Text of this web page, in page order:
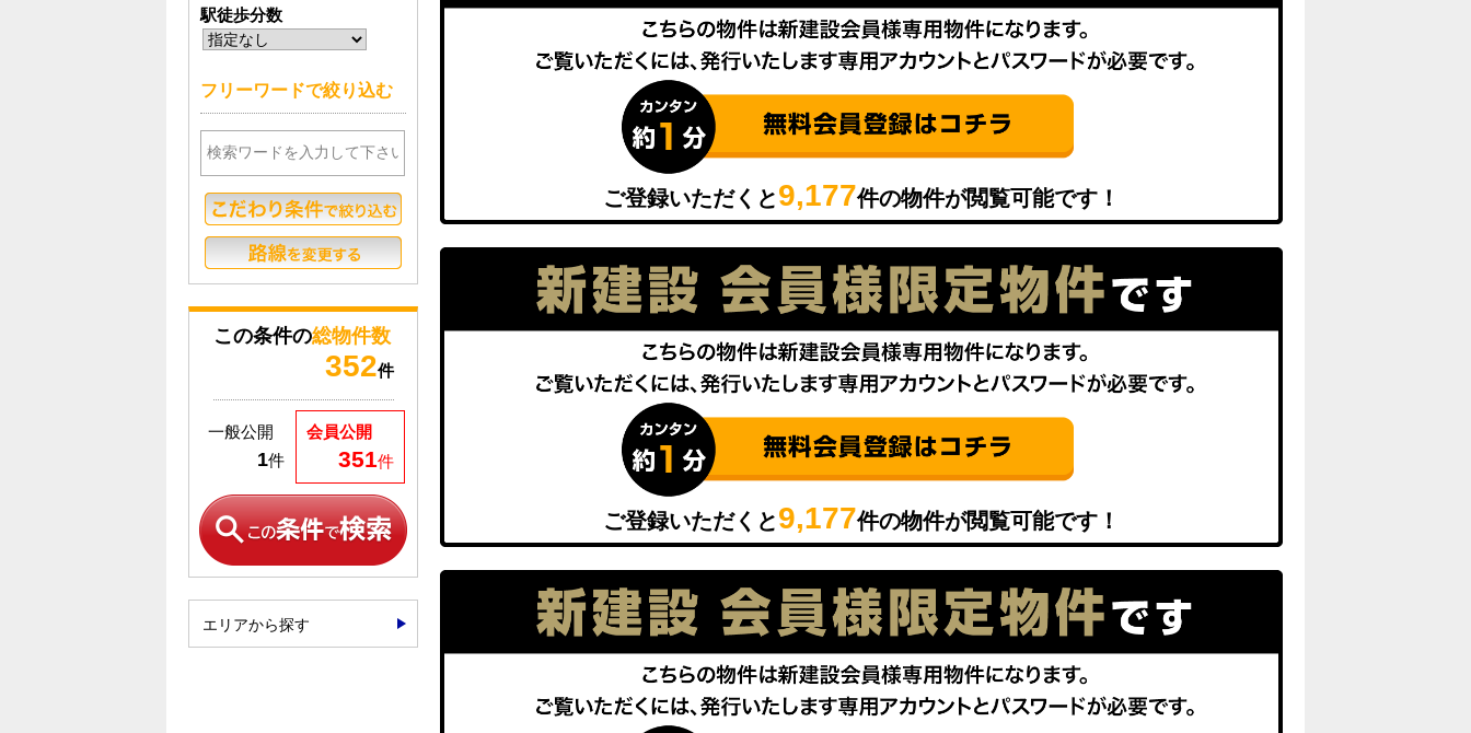
ご登録いただくと9,177件の物件が閲覧可能です！
ご登録いただくと9,177件の物件が閲覧可能です！
駅徒歩分数
フリーワードで絞り込む
この条件の総物件数
352件
会員公開
351件
一般公開
1件
エリアから探す